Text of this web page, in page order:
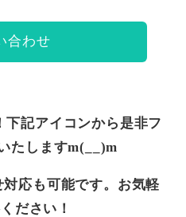
合わせ
下記アイコンから是非フ
たしますm(__)m
応も可能です。お気軽
ださい！